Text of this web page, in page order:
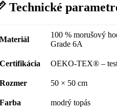
Technické
Materiál
100 % morušový
Grade 6A
Certifikácia OEKO-TEX® –
Rozmer 50 × 50 cm
Farba modrý topás